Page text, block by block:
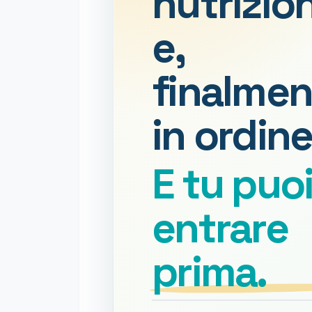
e,
in
E tu puoi
entrare
prima.